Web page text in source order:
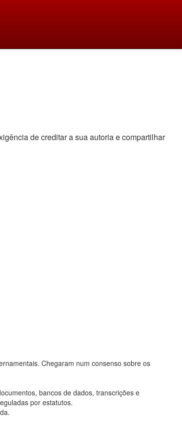
de creditar a sua autoria e compartilhar
Chegaram num consenso sobre os
bancos de dados, transcrições e
por estatutos.